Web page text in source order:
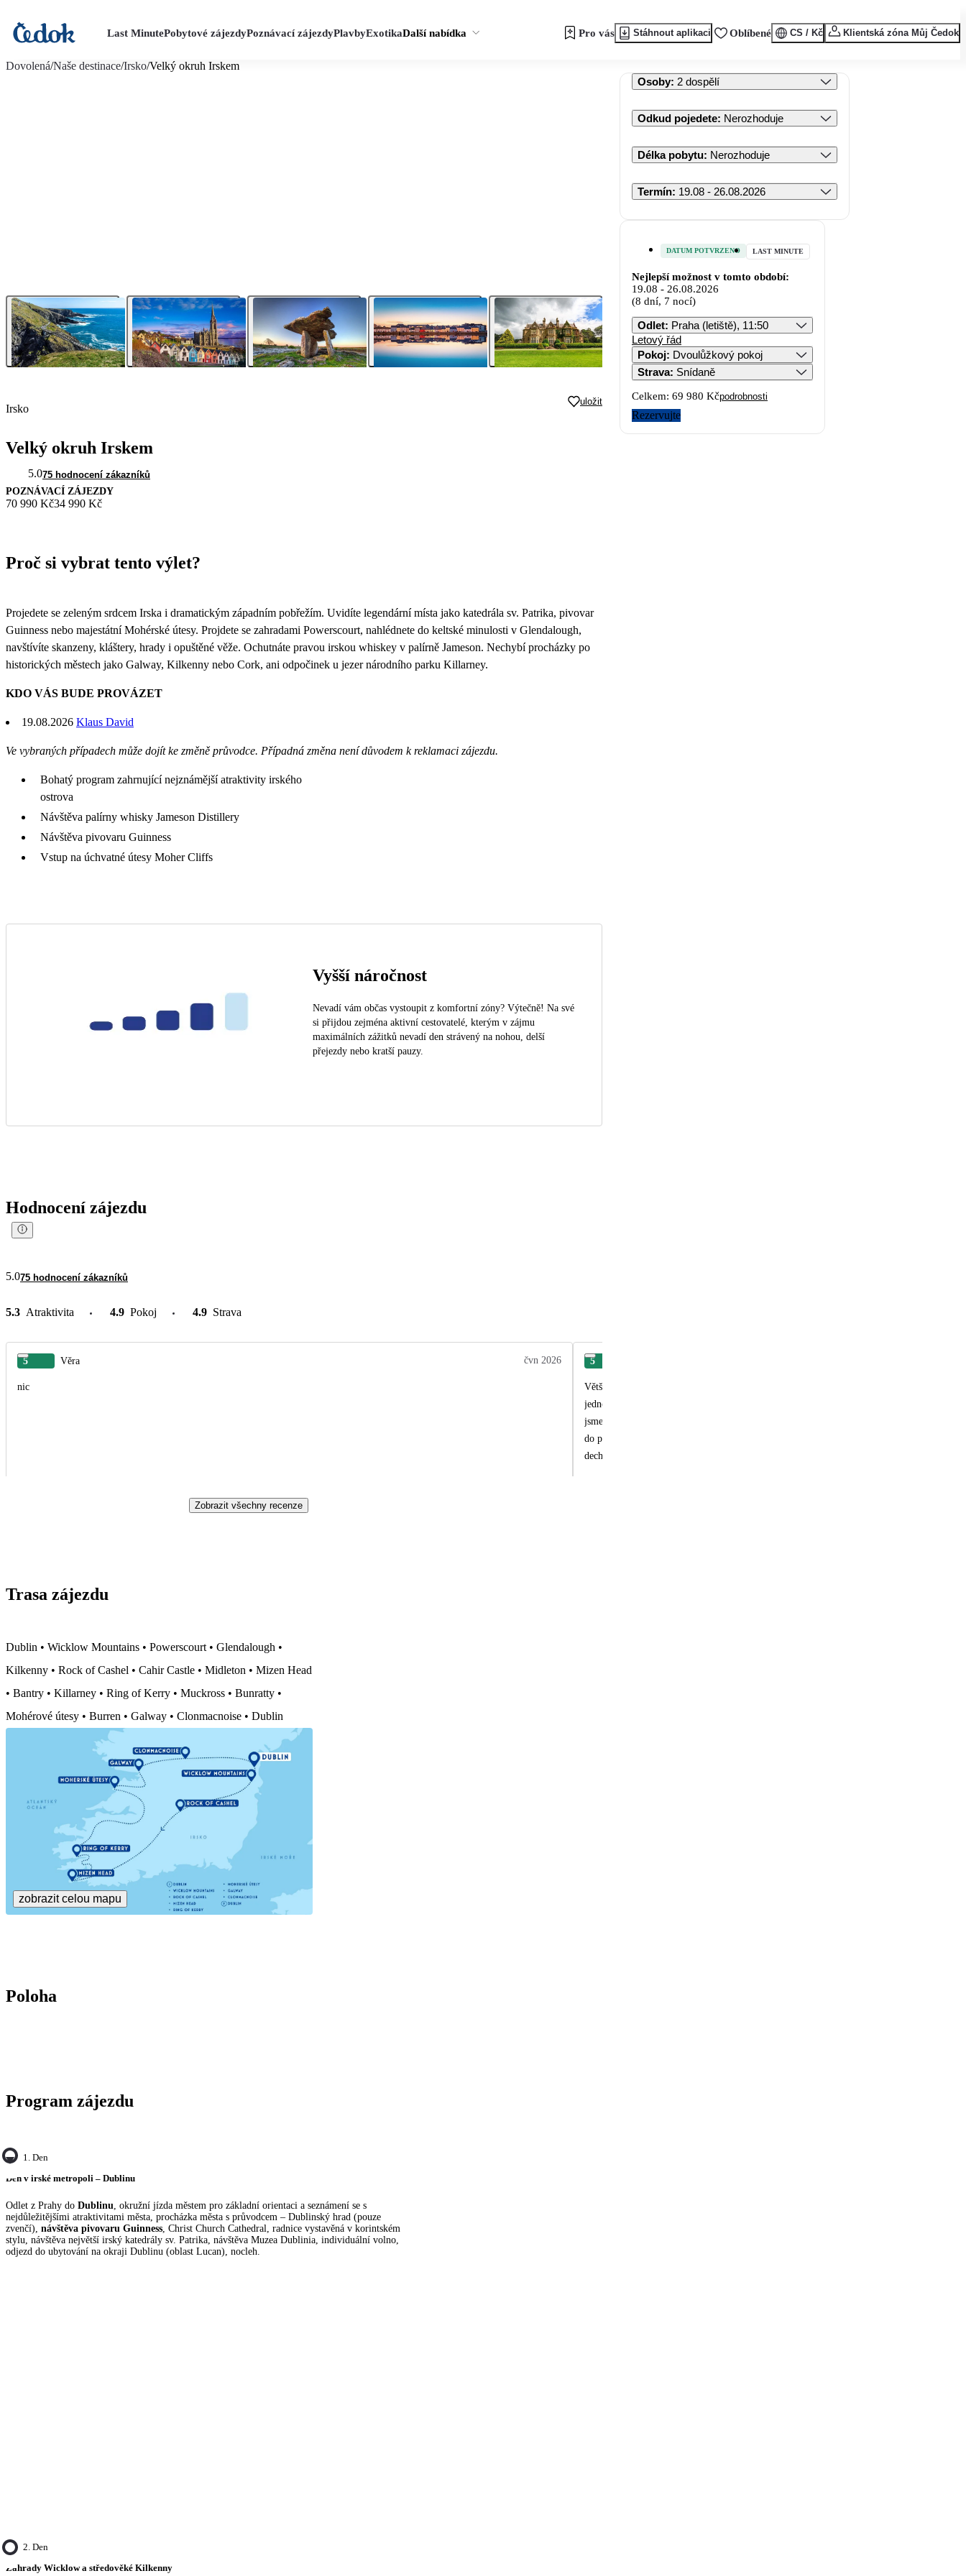
Last MinutePobytové zájezdyPoznávací zájezdyPlavbyExotikaDalší nabídka Pro vás Stáhnout aplikaci Oblíbené CS / Kč Klientská zóna Můj Čedok
Dovolená/Naše destinace/Irsko/Velký okruh Irskem
Irsko
uložit
Velký okruh Irskem
5.075 hodnocení zákazníků
POZNÁVACÍ ZÁJEZDY
70 990 Kč34 990 Kč
Proč si vybrat tento výlet?
Projedete se zeleným srdcem Irska i dramatickým západním pobřežím. Uvidíte legendární místa jako katedrála sv. Patrika, pivovar
Guinness nebo majestátní Mohérské útesy. Projdete se zahradami Powerscourt, nahlédnete do keltské minulosti v Glendalough,
navštívíte skanzeny, kláštery, hrady i opuštěné věže. Ochutnáte pravou irskou whiskey v palírně Jameson. Nechybí procházky po
historických městech jako Galway, Kilkenny nebo Cork, ani odpočinek u jezer národního parku Killarney.
KDO VÁS BUDE PROVÁZET
19.08.2026 Klaus David
Ve vybraných případech může dojít ke změně průvodce. Případná změna není důvodem k reklamaci zájezdu.
Bohatý program zahrnující nejznámější atraktivity irského
ostrova
Návštěva palírny whisky Jameson Distillery
Návštěva pivovaru Guinness
Vstup na úchvatné útesy Moher Cliffs
Vyšší náročnost
Nevadí vám občas vystoupit z komfortní zóny? Výtečně! Na své
si přijdou zejména aktivní cestovatelé, kterým v zájmu
maximálních zážitků nevadí den strávený na nohou, delší
přejezdy nebo kratší pauzy.
Hodnocení zájezdu
5.075 hodnocení zákazníků
5.3 Atraktivita 4.9 Pokoj 4.9 Strava
5 Věra čvn 2026
nic
5
Většinu času jsme trávili v autobusu a když už jsme konečně někde zastavila, bylo všechno hektické. Chápu ,že
jednotlivými místy byli dlouhé, a proto mě mrzelo ,že se tento čas musel "kompenzovat"
jsme si místo prohlídly. Raději bych toho stihla méně a měla daleko více času si v klidu
do programu i nějaké byť malé procházky přírodou. Zájezd je především zaměřený na
dechberoucí, ale po navštívení 10. katedrály, hradu či kostela, Vám to trochu už všechno
Zobrazit všechny recenze
Trasa zájezdu
Dublin • Wicklow Mountains • Powerscourt • Glendalough •
Kilkenny • Rock of Cashel • Cahir Castle • Midleton • Mizen Head
• Bantry • Killarney • Ring of Kerry • Muckross • Bunratty •
Mohérové útesy • Burren • Galway • Clonmacnoise • Dublin
zobrazit celou mapu
Poloha
Program zájezdu
1. Den
Den v irské metropoli – Dublinu
Odlet z Prahy do Dublinu , okružní jízda městem pro základní orientaci a seznámení se s
nejdůležitějšími atraktivitami města, procházka města s průvodcem – Dublinský hrad (pouze
zvenčí), návštěva pivovaru Guinness , Christ Church Cathedral, radnice vystavěná v korintském
stylu, návštěva největší irský katedrály sv. Patrika, návštěva Muzea Dublinia, individuální volno,
odjezd do ubytování na okraji Dublinu (oblast Lucan), nocleh.
2. Den
Zahrady Wicklow a středověké Kilkenny
Osoby: 2 dospělí
Odkud pojedete: Nerozhoduje
Délka pobytu: Nerozhoduje
Termín: 19.08 - 26.08.2026
DATUM POTVRZENO LAST MINUTE
Nejlepší možnost v tomto období:
19.08 - 26.08.2026
(8 dní, 7 nocí)
Odlet: Praha (letiště), 11:50
Letový řád
Pokoj: Dvoulůžkový pokoj
Strava: Snídaně
Celkem: 69 980 Kčpodrobnosti
Rezervujte